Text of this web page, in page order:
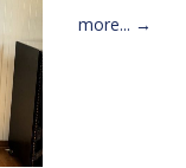
more... →